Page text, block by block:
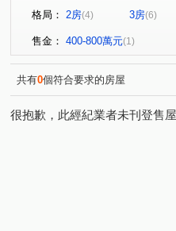
聖德路二段 南園二
高鐵站前西路二段
領航南路一段(1) 海
格局： 2房(4) 3房(6)
售金： 400-800萬元(1)
共有0個符合要求的房屋
很抱歉，此經紀業者未刊登售